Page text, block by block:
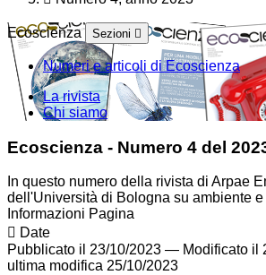
Ecoscienza Sezioni
Numeri e articoli di Ecoscienza
La rivista
Chi siamo
Ecoscienza - Numero 4 del
In questo numero della rivista di Arpae
dell'Università di Bologna su ambiente
Informazioni Pagina
Date
Pubblicato il 23/10/2023 — Modificato il
ultima modifica 25/10/2023